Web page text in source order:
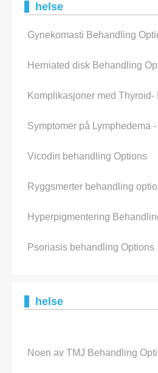
helse
Gynekomasti Behandling
Herniated disk Behandling
Symptomer på Lymphedema
Vicodin behandling Options
Ryggsmerter behandling
Hyperpigmentering
Psoriasis behandling Options
helse
Noen av TMJ Behandling